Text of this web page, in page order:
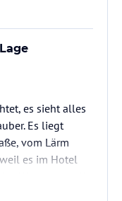
es sieht alles
Es liegt
vom Lärm
es im Hotel
aber nicht